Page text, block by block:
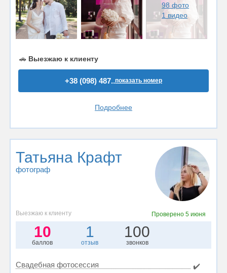
98 фото
1 видео
🚗 Выезжаю к клиенту
+38 (098) 487..показать номер
Подробнее
Татьяна Крафт
фотограф
Выезжаю к клиенту Проверено5 июня
10
баллов
1
отзыв
100
звонков
Свадебная фотосессия ✔️